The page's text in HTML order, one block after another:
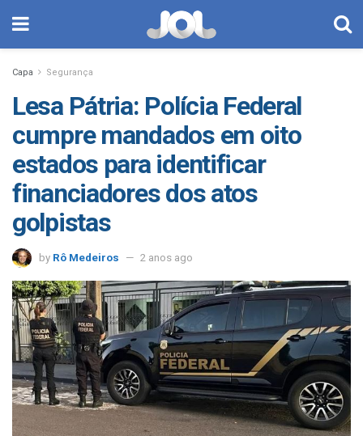
Capa Segurança
Lesa Pátria: Polícia Federal
cumpre mandados em oito
estados para identificar
financiadores dos atos
golpistas
by Rô Medeiros 2 anos ago